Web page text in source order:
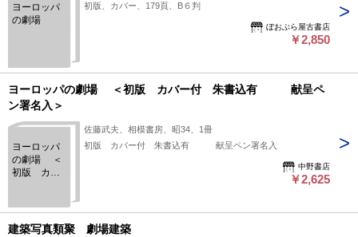
ヨーロッパ
の劇場
初版、カバー、179頁、B６判
ぼおぶら屋古書店
￥2,850
ヨーロッパの劇場 ＜初版 カバー付 朱書込有 献呈ペ
ン署名入＞
ヨーロッパ
の劇場 ＜
初版 カバ
献呈ペン署
名入＞
佐藤武夫、相模書房、昭34、1冊
初版 カバー付 朱書込有 献呈ペン署名入
中野書店
￥2,625
建築写真類聚 劇場建築